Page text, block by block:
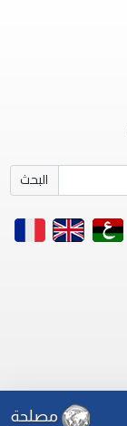
البحث
مصلحة